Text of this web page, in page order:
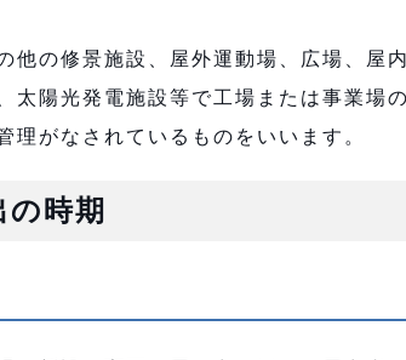
他の修景施設、屋外運動場、広場、屋
太陽光発電施設等で工場または事業場
理がなされているものをいいます。
時期